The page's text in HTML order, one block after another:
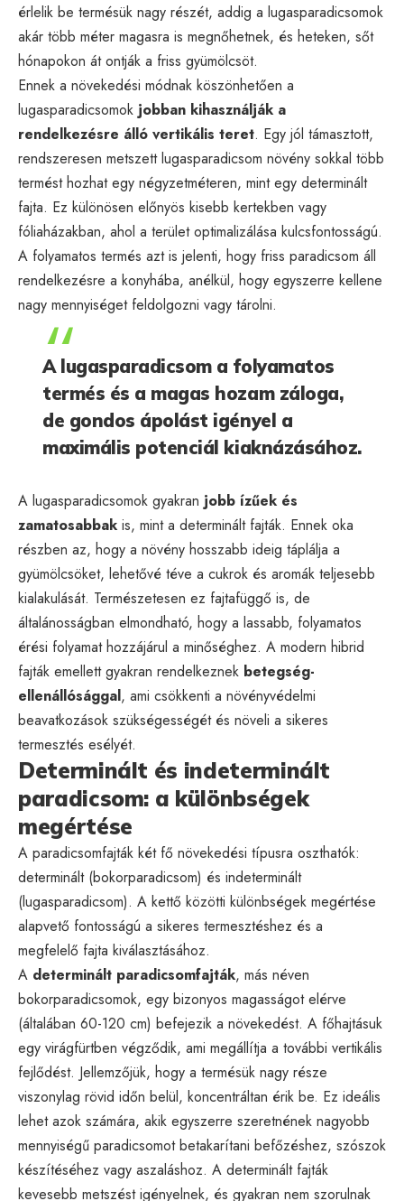
érlelik be termésük nagy részét, addig a lugasparadicsomok
akár több méter magasra is megnőhetnek, és heteken, sőt
hónapokon át ontják a friss gyümölcsöt.
Ennek a növekedési módnak köszönhetően a
lugasparadicsomok jobban kihasználják a
rendelkezésre álló vertikális teret. Egy jól támasztott,
rendszeresen metszett lugasparadicsom növény sokkal több
termést hozhat egy négyzetméteren, mint egy determinált
fajta. Ez különösen előnyös kisebb kertekben vagy
fóliaházakban, ahol a terület optimalizálása kulcsfontosságú.
A folyamatos termés azt is jelenti, hogy friss paradicsom áll
rendelkezésre a konyhába, anélkül, hogy egyszerre kellene
nagy mennyiséget feldolgozni vagy tárolni.
A lugasparadicsom a folyamatos
termés és a magas hozam záloga,
de gondos ápolást igényel a
maximális potenciál kiaknázásához.
A lugasparadicsomok gyakran jobb ízűek és
zamatosabbak is, mint a determinált fajták. Ennek oka
részben az, hogy a növény hosszabb ideig táplálja a
gyümölcsöket, lehetővé téve a cukrok és aromák teljesebb
kialakulását. Természetesen ez fajtafüggő is, de
általánosságban elmondható, hogy a lassabb, folyamatos
érési folyamat hozzájárul a minőséghez. A modern hibrid
fajták emellett gyakran rendelkeznek betegség-
ellenállósággal, ami csökkenti a növényvédelmi
beavatkozások szükségességét és növeli a sikeres
termesztés esélyét.
Determinált és indeterminált
paradicsom: a különbségek
megértése
A paradicsomfajták két fő növekedési típusra oszthatók:
determinált (bokorparadicsom) és indeterminált
(lugasparadicsom). A kettő közötti különbségek megértése
alapvető fontosságú a sikeres termesztéshez és a
megfelelő fajta kiválasztásához.
A determinált paradicsomfajták, más néven
bokorparadicsomok, egy bizonyos magasságot elérve
(általában 60-120 cm) befejezik a növekedést. A főhajtásuk
egy virágfürtben végződik, ami megállítja a további vertikális
fejlődést. Jellemzőjük, hogy a termésük nagy része
viszonylag rövid időn belül, koncentráltan érik be. Ez ideális
lehet azok számára, akik egyszerre szeretnének nagyobb
mennyiségű paradicsomot betakarítani befőzéshez, szószok
készítéséhez vagy aszaláshoz. A determinált fajták
kevesebb metszést igényelnek, és gyakran nem szorulnak